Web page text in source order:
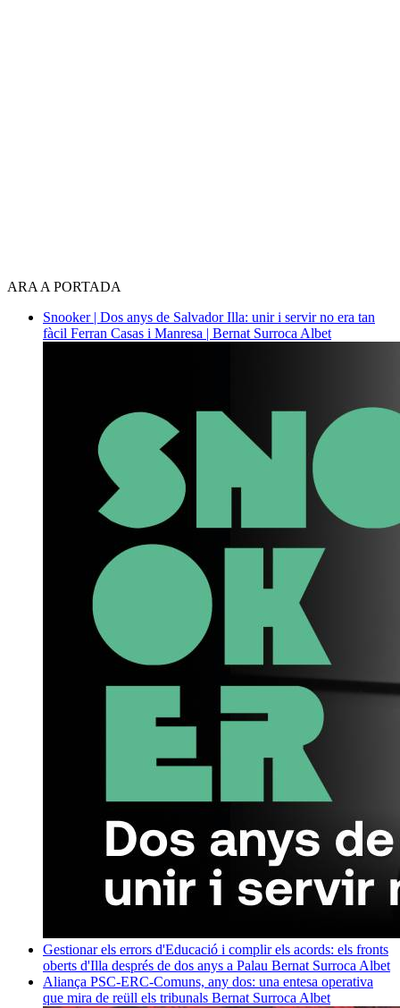
ARA A PORTADA
Snooker | Dos anys de Salvador Illa: unir i servir no era tan
fàcil Ferran Casas i Manresa | Bernat Surroca Albet
Gestionar els errors d'Educació i complir els acords: els fronts
oberts d'Illa després de dos anys a Palau Bernat Surroca Albet
Aliança PSC-ERC-Comuns, any dos: una entesa operativa
que mira de reüll els tribunals Bernat Surroca Albet